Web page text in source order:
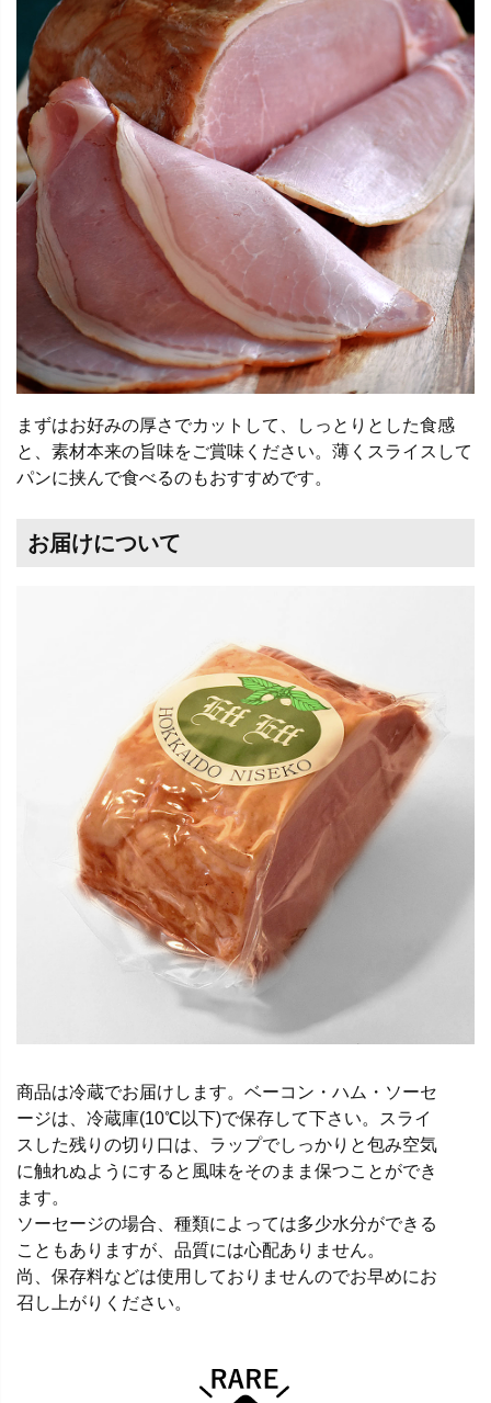
まずはお好みの厚さでカットして、しっとりとした食感
と、素材本来の旨味をご賞味ください。薄くスライスして
パンに挟んで食べるのもおすすめです。
お届けについて
商品は冷蔵でお届けします。ベーコン・ハム・ソーセ
ージは、冷蔵庫(10℃以下)で保存して下さい。スライ
スした残りの切り口は、ラップでしっかりと包み空気
に触れぬようにすると風味をそのまま保つことができ
ます。
ソーセージの場合、種類によっては多少水分ができる
こともありますが、品質には心配ありません。
尚、保存料などは使用しておりませんのでお早めにお
召し上がりください。